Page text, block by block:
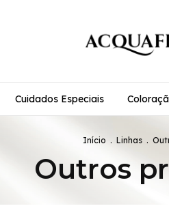
Cuidados Especiais
Início . Linhas .
Outros